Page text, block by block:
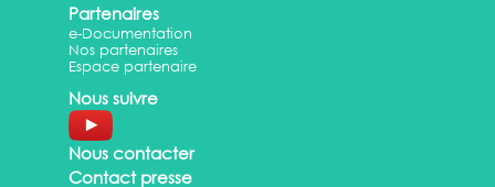
Partenaires
e-Documentation
Nos partenaires
Espace partenaire
Nous suivre
Nous contacter
Contact presse